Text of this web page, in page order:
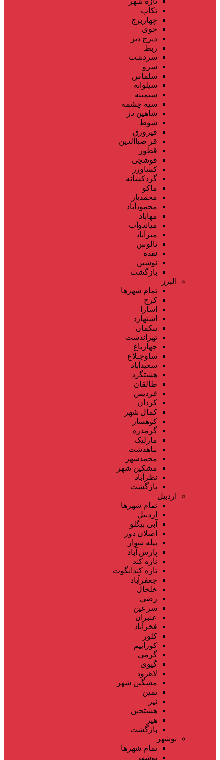
تکاب
چهاربرج
خوی
دیزج دیز
ربط
سردشت
سرو
سلماس
سیلوانه
سیمینه
سیه چشمه
شاهین دژ
شوط
فیرورق
قر ضیاالدین
قطور
قوشچی
کشاورز
گردکشانه
ماکو
محمدیار
محمودآباد
مهاباد
میاندوآب
میرآباد
نالوس
نقده
نوشین
بازگشت
البرز
تمام شهر‌ها
کرج
اسارا
اشتهارد
تنکمان
تهراندشت
چهارباغ
ساوجبلاغ
سعیدآباد
هشتگرد
طالقان
فردیس
کردان
کمال شهر
کوهسار
گرمدره
مارلیک
ماهدشت
محمدشهر
مشکین شهر
نظرآباد
بازگشت
اردبیل
تمام شهر‌ها
اردبیل
آبی بیگلو
اصلان دوز
بیله سوار
پارس آباد
تازه کند
تازه کندانگوت
جعفرآباد
خلخال
رضی
سرعین
عنبران
فخرآباد
کلور
کوراییم
گرمی
گیوی
لاهرود
مشگین شهر
نمین
نیر
هشتجین
هیر
بازگشت
بوشهر
تمام شهر‌ها
بوشهر